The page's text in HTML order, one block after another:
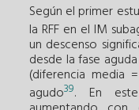
Según el primer
la RFF en el IM
un descenso
desde la fase
(diferencia media
agudo39. En